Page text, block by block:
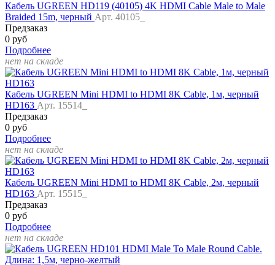
Кабель UGREEN HD119 (40105) 4K HDMI Cable Male to Male
Braided 15m, черный Арт. 40105_
Предзаказ
0 руб
Подробнее
нет на складе
Кабель UGREEN Mini HDMI to HDMI 8K Cable, 1м, черный
HD163 Арт. 15514_
Предзаказ
0 руб
Подробнее
нет на складе
Кабель UGREEN Mini HDMI to HDMI 8K Cable, 2м, черный
HD163 Арт. 15515_
Предзаказ
0 руб
Подробнее
нет на складе